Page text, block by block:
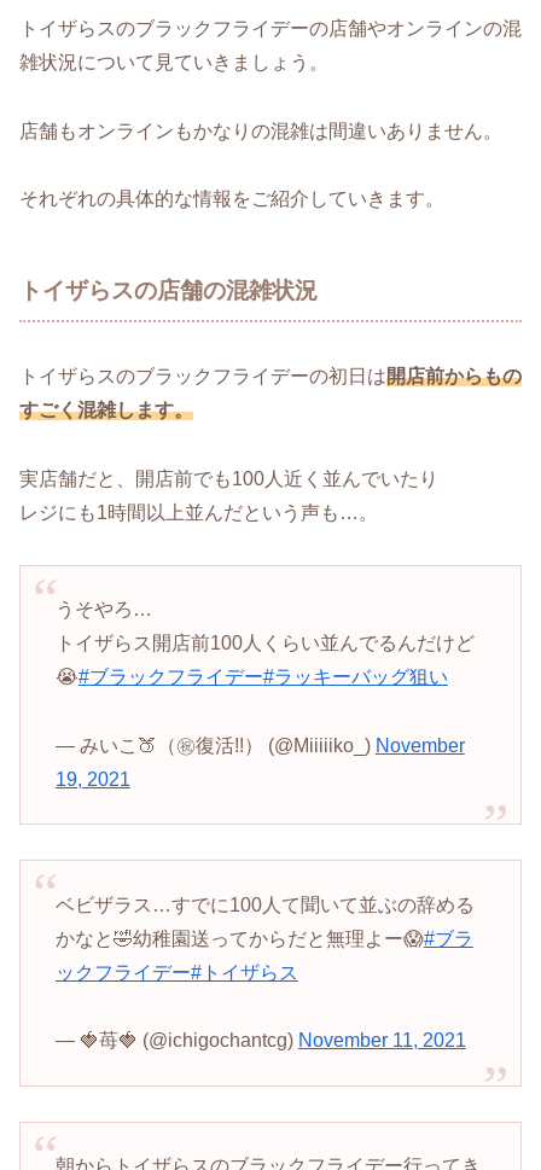
トイザらスのブラックフライデーの店舗やオンラインの混
雑状況について見ていきましょう。
店舗もオンラインもかなりの混雑は間違いありません。
それぞれの具体的な情報をご紹介していきます。
トイザらスの店舗の混雑状況
トイザらスのブラックフライデーの初日は開店前からもの
すごく混雑します。
実店舗だと、開店前でも100人近く並んでいたり
レジにも1時間以上並んだという声も…。
うそやろ…
トイザらス開店前100人くらい並んでるんだけど
😭#ブラックフライデー#ラッキーバッグ狙い
— みいこ🍑（㊗️復活!!） (@Miiiiiko_) November
19, 2021
ベビザラス…すでに100人て聞いて並ぶの辞める
かなと🤣幼稚園送ってからだと無理よー😱#ブラ
ックフライデー#トイザらス
— 🍓苺🍓 (@ichigochantcg) November 11, 2021
朝からトイザらスのブラックフライデー行ってき